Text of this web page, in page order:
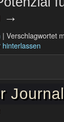
→
| Verschlagwortet